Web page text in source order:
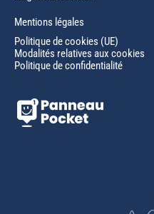
Mentions légales
Politique de cookies (UE)
Modalités relatives aux cookies
Politique de confidentialité